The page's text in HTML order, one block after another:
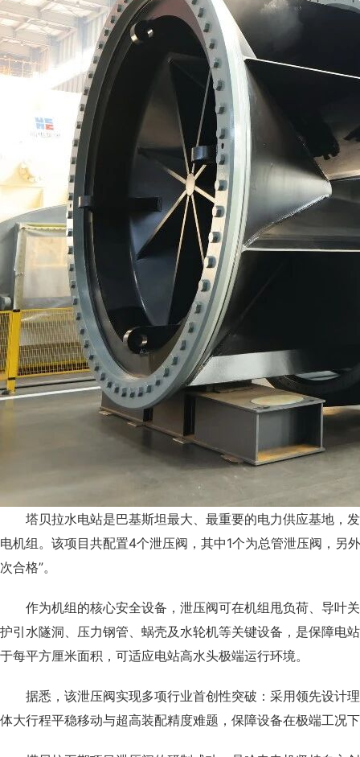
塔贝拉水电站是巴基斯坦最大、最重要的电力供应基地，
电机组。该项目共配置4个泄压阀，其中1个为总管泄压阀，
次合格”。
作为机组的核心安全设备，泄压阀可在机组甩负荷、导叶
护引水隧洞、压力钢管、蜗壳及水轮机等关键设备，是保障电
于每平方厘米面积，可适应电站高水头极端运行环境。
据悉，该泄压阀实现多项行业首创性突破：采用领先设计
体大行程平稳移动与超高装配精度难题，保障设备在极端工况